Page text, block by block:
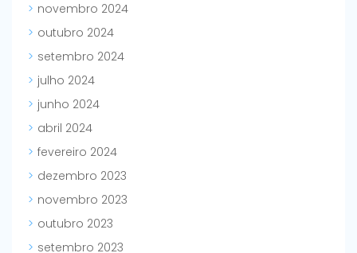
novembro 2024
outubro 2024
setembro 2024
julho 2024
junho 2024
abril 2024
fevereiro 2024
dezembro 2023
novembro 2023
outubro 2023
setembro 2023